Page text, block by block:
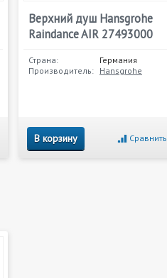
Верхний душ Hansgrohe
Raindance AIR 27493000
Страна:
Германия
Производитель: Hansgrohe
В корзину Сравнить